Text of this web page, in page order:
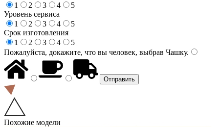
1
2 3 4
5
Уровень сервиса
1
2 3 4
5
Срок изготовления
1
2 3 4
5
Пожалуйста, докажите, что вы человек, выбрав Чашку.
Похожие модели